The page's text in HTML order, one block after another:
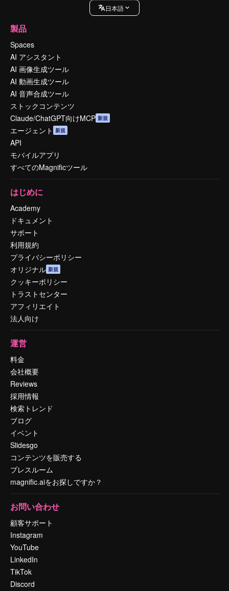
日本語
製品
Spaces
AI アシスタント
AI 画像生成ツール
AI 動画生成ツール
AI 音声合成ツール
ストックコンテンツ
Claude/ChatGPT向けMCP 新規
エージェント 新規
API
モバイルアプリ
すべてのMagnificツール
はじめに
Academy
ドキュメント
サポート
利用規約
プライバシーポリシー
オリジナル 新規
クッキーポリシー
トラストセンター
アフィリエイト
法人向け
運営
料金
会社概要
Reviews
採用情報
検索トレンド
ブログ
イベント
Slidesgo
コンテンツを販売する
プレスルーム
magnific.aiをお探しですか？
お問い合わせ
顧客サポート
Instagram
YouTube
LinkedIn
TikTok
Discord